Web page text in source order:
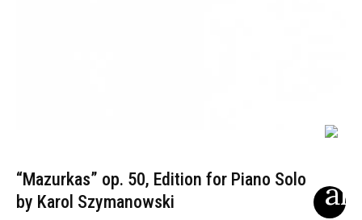
“Mazurkas” op. 50, Edition for Piano Solo
by Karol Szymanowski